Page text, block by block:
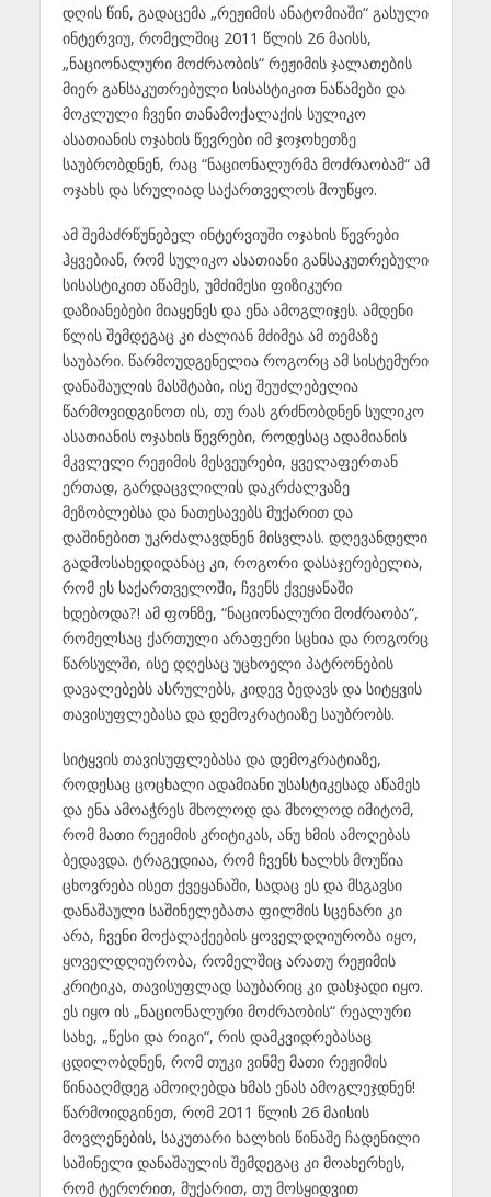
დღის წინ, გადაცემა „რეჟიმის ანატომიაში“ გასული
ინტერვიუ, რომელშიც 2011 წლის 26 მაისს,
„ნაციონალური მოძრაობის“ რეჟიმის ჯალათების
მიერ განსაკუთრებული სისასტიკით ნაწამები და
მოკლული ჩვენი თანამოქალაქის სულიკო
ასათიანის ოჯახის წევრები იმ ჯოჯოხეთზე
საუბრობდნენ, რაც “ნაციონალურმა მოძრაობამ“ ამ
ოჯახს და სრულიად საქართველოს მოუწყო.
ამ შემაძრწუნებელ ინტერვიუში ოჯახის წევრები
ჰყვებიან, რომ სულიკო ასათიანი განსაკუთრებული
სისასტიკით აწამეს, უმძიმესი ფიზიკური
დაზიანებები მიაყენეს და ენა ამოგლიჯეს. ამდენი
წლის შემდეგაც კი ძალიან მძიმეა ამ თემაზე
საუბარი. წარმოუდგენელია როგორც ამ სისტემური
დანაშაულის მასშტაბი, ისე შეუძლებელია
წარმოვიდგინოთ ის, თუ რას გრძნობდნენ სულიკო
ასათიანის ოჯახის წევრები, როდესაც ადამიანის
მკვლელი რეჟიმის მესვეურები, ყველაფერთან
ერთად, გარდაცვლილის დაკრძალვაზე
მეზობლებსა და ნათესავებს მუქარით და
დაშინებით უკრძალავდნენ მისვლას. დღევანდელი
გადმოსახედიდანაც კი, როგორი დასაჯერებელია,
რომ ეს საქართველოში, ჩვენს ქვეყანაში
ხდებოდა?! ამ ფონზე, “ნაციონალური მოძრაობა“,
რომელსაც ქართული არაფერი სცხია და როგორც
წარსულში, ისე დღესაც უცხოელი პატრონების
დავალებებს ასრულებს, კიდევ ბედავს და სიტყვის
თავისუფლებასა და დემოკრატიაზე საუბრობს.
სიტყვის თავისუფლებასა და დემოკრატიაზე,
როდესაც ცოცხალი ადამიანი უსასტიკესად აწამეს
და ენა ამოაჭრეს მხოლოდ და მხოლოდ იმიტომ,
რომ მათი რეჟიმის კრიტიკას, ანუ ხმის ამოღებას
ბედავდა. ტრაგედიაა, რომ ჩვენს ხალხს მოუწია
ცხოვრება ისეთ ქვეყანაში, სადაც ეს და მსგავსი
დანაშაული საშინელებათა ფილმის სცენარი კი
არა, ჩვენი მოქალაქეების ყოველდღიურობა იყო,
ყოველდღიურობა, რომელშიც არათუ რეჟიმის
კრიტიკა, თავისუფლად საუბარიც კი დასჯადი იყო.
ეს იყო ის „ნაციონალური მოძრაობის“ რეალური
სახე, „წესი და რიგი“, რის დამკვიდრებასაც
ცდილობდნენ, რომ თუკი ვინმე მათი რეჟიმის
წინააღმდეგ ამოიღებდა ხმას ენას ამოგლეჯდნენ!
წარმოიდგინეთ, რომ 2011 წლის 26 მაისის
მოვლენების, საკუთარი ხალხის წინაშე ჩადენილი
საშინელი დანაშაულის შემდეგაც კი მოახერხეს,
რომ ტერორით, მუქარით, თუ მოსყიდვით